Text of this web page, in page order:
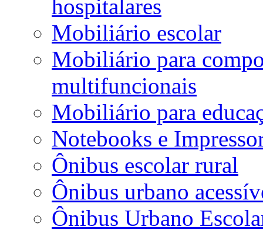
hospitalares
Mobiliário escolar
Mobiliário para
multifuncionais
Mobiliário para
Notebooks e
Ônibus escolar rural
Ônibus urbano
Ônibus Urbano